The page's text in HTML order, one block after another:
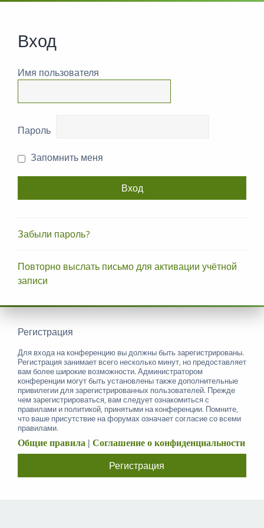
Вход
Имя пользователя
Пароль
Запомнить меня
Забыли пароль?
Повторно выслать письмо для активации учётной
записи
Регистрация
Для входа на конференцию вы должны быть зарегистрированы.
Регистрация занимает всего несколько минут, но предоставляет
вам более широкие возможности. Администратором
конференции могут быть установлены также дополнительные
привилегии для зарегистрированных пользователей. Прежде
чем зарегистрироваться, вам следует ознакомиться с
правилами и политикой, принятыми на конференции. Помните,
что ваше присутствие на форумах означает согласие со всеми
правилами.
Общие правила | Соглашение о конфиденциальности
Регистрация